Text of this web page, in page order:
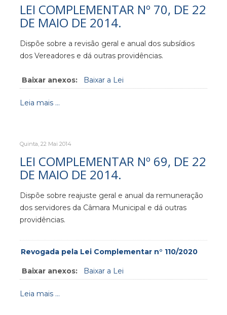
LEI COMPLEMENTAR Nº 70, DE 22
DE MAIO DE 2014.
Dispõe sobre a revisão geral e anual dos subsídios
dos Vereadores e dá outras providências.
Baixar anexos: Baixar a Lei
Leia mais ...
Quinta, 22 Mai 2014
LEI COMPLEMENTAR Nº 69, DE 22
DE MAIO DE 2014.
Dispõe sobre reajuste geral e anual da remuneração
dos servidores da Câmara Municipal e dá outras
providências.
Revogada pela Lei Complementar n° 110/2020
Baixar anexos: Baixar a Lei
Leia mais ...